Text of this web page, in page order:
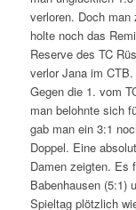
verloren. Doch
holte noch das
Reserve des TC
verlor Jana im
Gegen die 1. vom
man belohnte sich
gab man ein 3:1
Doppel. Eine
Damen zeigten. Es
Babenhausen (5:1)
Spieltag plötzlich